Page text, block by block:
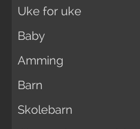
Uke for uke
Baby
Amming
Barn
Skolebarn